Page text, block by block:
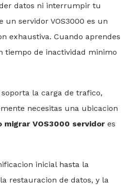
datos ni interrumpir tu
un servidor VOS3000 es un
exhaustiva. Cuando aprendes
tiempo de inactividad minimo
la carga de trafico,
necesitas una ubicacion
migrar VOS3000 servidor es
inicial hasta la
restauracion de datos, y la